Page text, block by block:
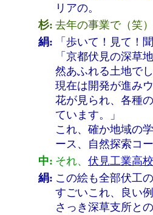
リアの。
杉: 去年の事業で（笑）
絹:
「歩いて！見て
「京都伏見の深草
然あふれる土地でし
現在は開発が進み
花が見られ、各種
ています。」
これ、確か地域の
ース、自然探索コ
中: それ、 伏見工業高校
絹: この絵も全部伏工
すごいこれ、良い
さっき深草支所と